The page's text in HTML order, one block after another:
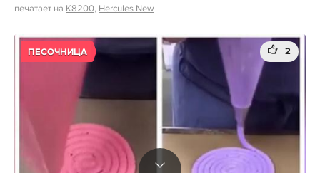
печатает на K8200, Hercules New
ПЕСОЧНИЦА 2